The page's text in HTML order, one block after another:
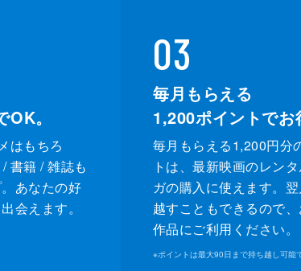
。
はもちろ
書籍 / 雑誌も
あなたの好
会えます。
03
毎月もらえる
1,200ポイントでお
毎月もらえる1,200円分
トは、最新映画のレン
ガの購入に使えます。
越すこともできるので
作品にご利用ください。
※ポイントは最大90日まで持ち越し可能